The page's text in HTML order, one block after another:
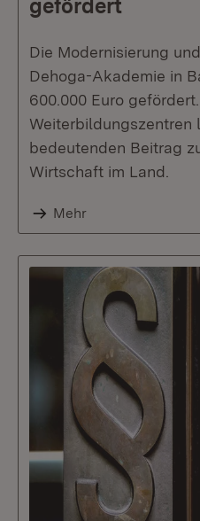
gefördert
Die Modernisierung
Dehoga-Akademie in
600.000 Euro
Weiterbildungszentren
bedeutenden Beitrag
Wirtschaft im Land.
Mehr